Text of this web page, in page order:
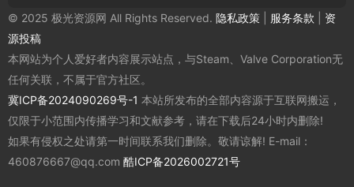
© 2025 极光资源网 All Rights Reserved. 隐私政策 服务条款
资
源投稿
本网站为个人爱好者内容展示站点，与Steam、Valve Corporation无
任何关联，不属于官方社区。
冀ICP备2024090269号-1 本站所发布的全部内容源于互联网搬运，
仅限于小范围内传播学习和文献参考，请在下载后24小时内删除!
如果有侵权之处请第一时间联系我们删除。敬请谅解! E-mail：
460876667@qq.com 酷ICP备2026002721号